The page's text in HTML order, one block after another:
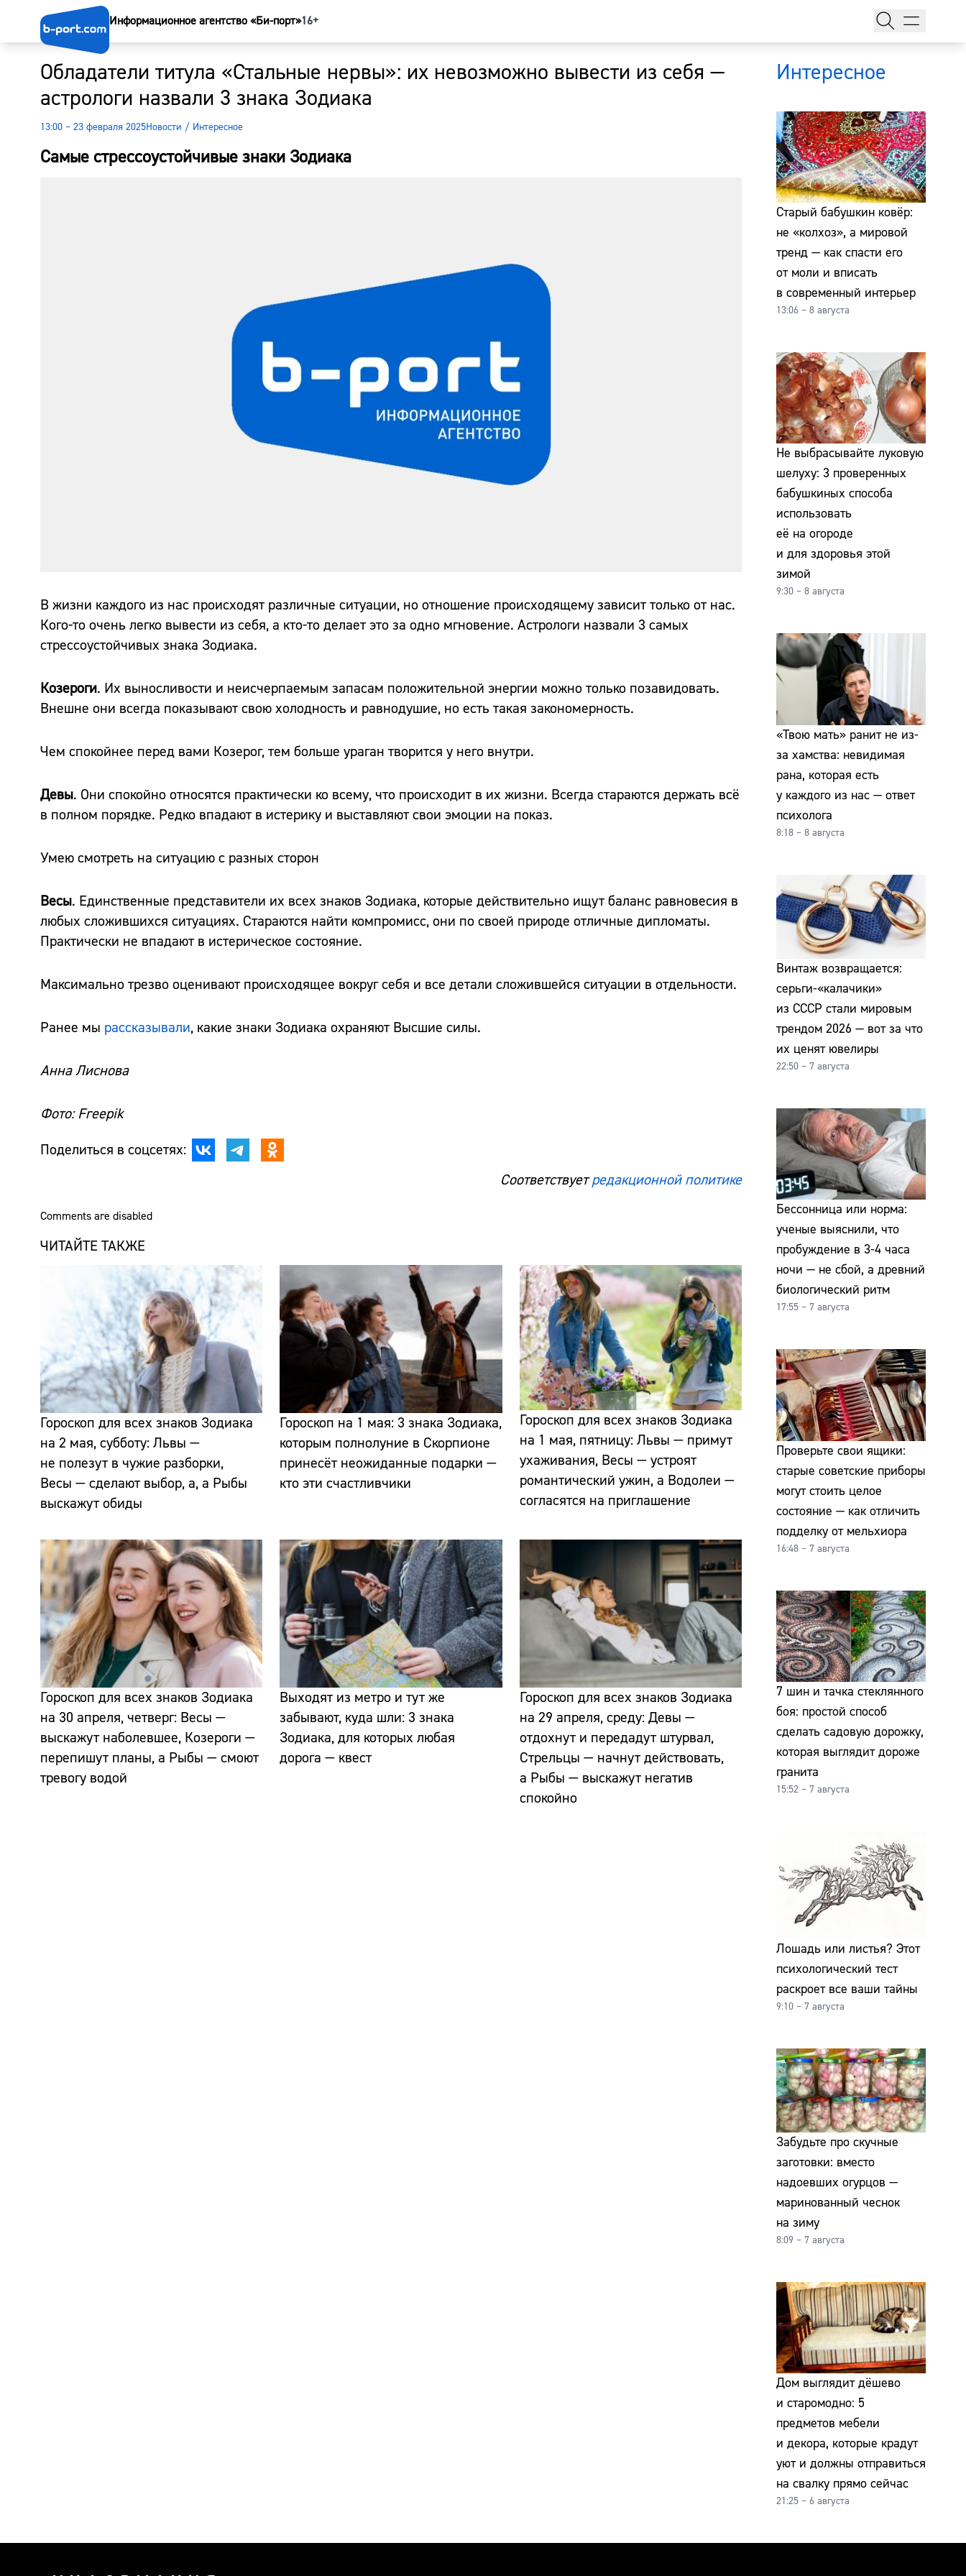
Информационное агентство «Би-порт»16+
Обладатели титула «Стальные нервы»: их невозможно вывести из себя —
астрологи назвали 3 знака Зодиака
13:00 – 23 февраля 2025Новости / Интересное
Самые стрессоустойчивые знаки Зодиака
В жизни каждого из нас происходят различные ситуации, но отношение происходящему зависит только от нас.
Кого-то очень легко вывести из себя, а кто-то делает это за одно мгновение. Астрологи назвали 3 самых
стрессоустойчивых знака Зодиака.
Козероги. Их выносливости и неисчерпаемым запасам положительной энергии можно только позавидовать.
Внешне они всегда показывают свою холодность и равнодушие, но есть такая закономерность.
Чем спокойнее перед вами Козерог, тем больше ураган творится у него внутри.
Девы. Они спокойно относятся практически ко всему, что происходит в их жизни. Всегда стараются держать всё
в полном порядке. Редко впадают в истерику и выставляют свои эмоции на показ.
Умею смотреть на ситуацию с разных сторон
Весы. Единственные представители их всех знаков Зодиака, которые действительно ищут баланс равновесия в
любых сложившихся ситуациях. Стараются найти компромисс, они по своей природе отличные дипломаты.
Практически не впадают в истерическое состояние.
Максимально трезво оценивают происходящее вокруг себя и все детали сложившейся ситуации в отдельности.
Ранее мы рассказывали, какие знаки Зодиака охраняют Высшие силы.
Анна Лиснова
Фото: Freepik
Поделиться в соцсетях:
Соответствуетредакционной политике
Comments are disabled
ЧИТАЙТЕ ТАКЖЕ
Гороскоп для всех знаков Зодиака
на 2 мая, субботу: Львы —
не полезут в чужие разборки,
Весы — сделают выбор, а, а Рыбы
выскажут обиды
Гороскоп на 1 мая: 3 знака Зодиака,
которым полнолуние в Скорпионе
принесёт неожиданные подарки —
кто эти счастливчики
Гороскоп для всех знаков Зодиака
на 1 мая, пятницу: Львы — примут
ухаживания, Весы — устроят
романтический ужин, а Водолеи —
согласятся на приглашение
Гороскоп для всех знаков Зодиака
на 30 апреля, четверг: Весы —
выскажут наболевшее, Козероги —
перепишут планы, а Рыбы — смоют
тревогу водой
Выходят из метро и тут же
забывают, куда шли: 3 знака
Зодиака, для которых любая
дорога — квест
Гороскоп для всех знаков Зодиака
на 29 апреля, среду: Девы —
отдохнут и передадут штурвал,
Стрельцы — начнут действовать,
а Рыбы — выскажут негатив
спокойно
Интересное
Старый бабушкин ковёр:
не «колхоз», а мировой
тренд — как спасти его
от моли и вписать
в современный интерьер
13:06 – 8 августа
Не выбрасывайте луковую
шелуху: 3 проверенных
бабушкиных способа
использовать
её на огороде
и для здоровья этой
зимой
9:30 – 8 августа
«Твою мать» ранит не из-
за хамства: невидимая
рана, которая есть
у каждого из нас — ответ
психолога
8:18 – 8 августа
Винтаж возвращается:
серьги-«калачики»
из СССР стали мировым
трендом 2026 — вот за что
их ценят ювелиры
22:50 – 7 августа
Бессонница или норма:
ученые выяснили, что
пробуждение в 3-4 часа
ночи — не сбой, а древний
биологический ритм
17:55 – 7 августа
Проверьте свои ящики:
старые советские приборы
могут стоить целое
состояние — как отличить
подделку от мельхиора
16:48 – 7 августа
7 шин и тачка стеклянного
боя: простой способ
сделать садовую дорожку,
которая выглядит дороже
гранита
15:52 – 7 августа
Лошадь или листья? Этот
психологический тест
раскроет все ваши тайны
9:10 – 7 августа
Забудьте про скучные
заготовки: вместо
надоевших огурцов —
маринованный чеснок
на зиму
8:09 – 7 августа
Дом выглядит дёшево
и старомодно: 5
предметов мебели
и декора, которые крадут
уют и должны отправиться
на свалку прямо сейчас
21:25 – 6 августа
Курсы валют
Сайт:
Адрес: